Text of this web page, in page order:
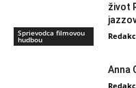
Sprievodca filmovou
hudbou
život
Anna